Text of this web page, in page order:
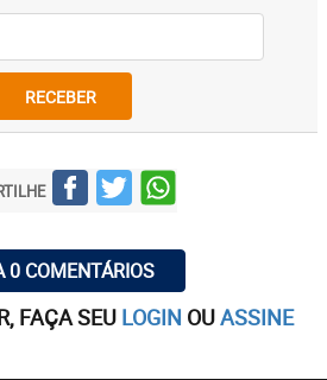
RECEBER
0 COMENTÁRIOS
FAÇA SEU LOGIN OUASSINE